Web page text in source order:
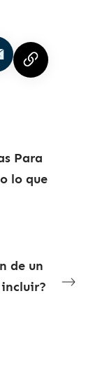
Para
lo que
de un
incluir?